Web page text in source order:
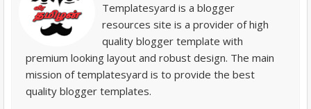
Templatesyard is a blogger
resources site is a provider of high
quality blogger template with
premium looking layout and robust design. The main
mission of templatesyard is to provide the best
quality blogger templates.